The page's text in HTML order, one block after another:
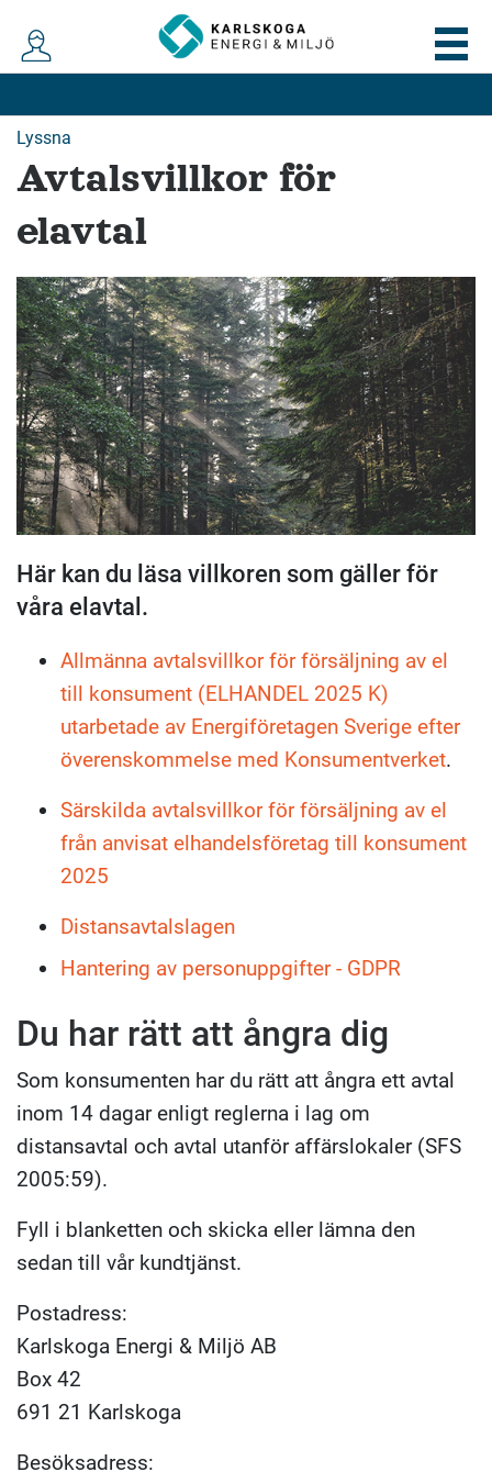
Lyssna
Avtalsvillkor för
elavtal
Här kan du läsa villkoren som gäller för
våra elavtal.
Allmänna avtalsvillkor för försäljning av el
till konsument (ELHANDEL 2025 K)
utarbetade av Energiföretagen Sverige efter
överenskommelse med Konsumentverket.
Särskilda avtalsvillkor för försäljning av el
från anvisat elhandelsföretag till konsument
2025
Distansavtalslagen
Hantering av personuppgifter - GDPR
Du har rätt att ångra dig
Som konsumenten har du rätt att ångra ett avtal
inom 14 dagar enligt reglerna i lag om
distansavtal och avtal utanför affärslokaler (SFS
2005:59).
Fyll i blanketten och skicka eller lämna den
sedan till vår kundtjänst.
Postadress:
Karlskoga Energi & Miljö AB
Box 42
691 21 Karlskoga
Besöksadress: